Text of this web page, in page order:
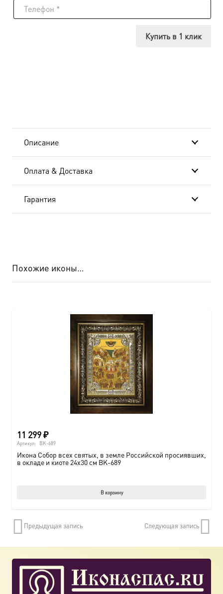
Господь
Купить в 1 клик
Описание
Оплата & Доставка
Гарантия
Похожие иконы…
11 299₽
Артикул: BK-689
Икона Собор всех святых, в земле Российской просиявших,
в окладе и киоте 24х30 см BK-689
В корзину
Предыдущая запись Следующая запись